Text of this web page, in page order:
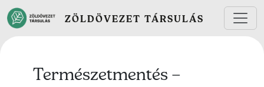
Ugrás a tartalomra
ZÖLDÖVEZET TÁRSULÁS
Természetmentés –